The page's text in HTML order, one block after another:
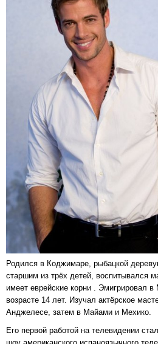
Родился в Коджимаре, рыбацкой
старшим из трёх детей, воспитывался
имеет еврейские корни . Эмигрировал
возрасте 14 лет. Изучал актёрское
Анджелесе, затем в Майами и Мехико.
Его первой работой на телевидении